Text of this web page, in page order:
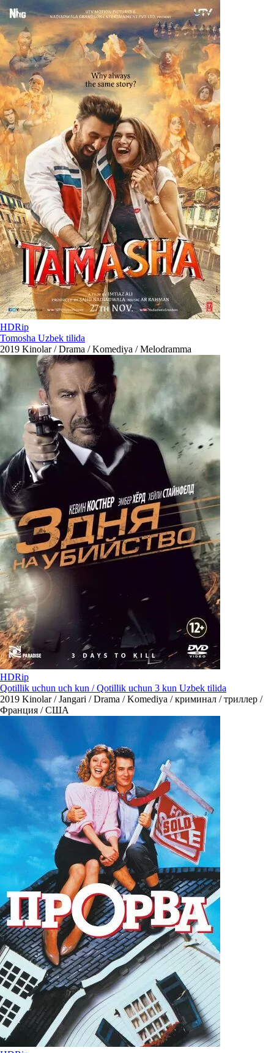
HDRip
Tomosha Uzbek tilida
2019 Kinolar / Drama / Komediya / Melodramma
HDRip
Qotillik uchun uch kun / Qotillik uchun 3 kun Uzbek tilida
2019 Kinolar / Jangari / Drama / Komediya / криминал / триллер /
Франция / США